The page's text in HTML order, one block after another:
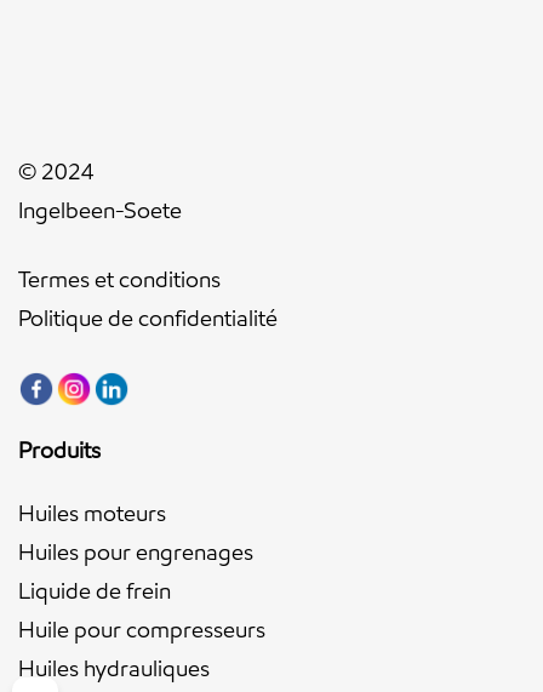
© 2024
Ingelbeen-Soete
Termes et conditions
Politique de confidentialité
Produits
Huiles moteurs
Huiles pour engrenages
Liquide de frein
Huile pour compresseurs
Huiles hydrauliques